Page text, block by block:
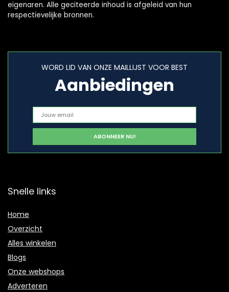
eigenaren. Alle geciteerde inhoud is afgeleid van hun
respectievelijke bronnen.
WORD LID VAN ONZE MAILLIJST VOOR BEST
Aanbiedingen
Snelle links
Home
Overzicht
Alles winkelen
Blogs
Onze webshops
Adverteren